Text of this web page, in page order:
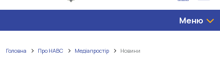
Меню
Головна Про НАВС Медіапростір Новини